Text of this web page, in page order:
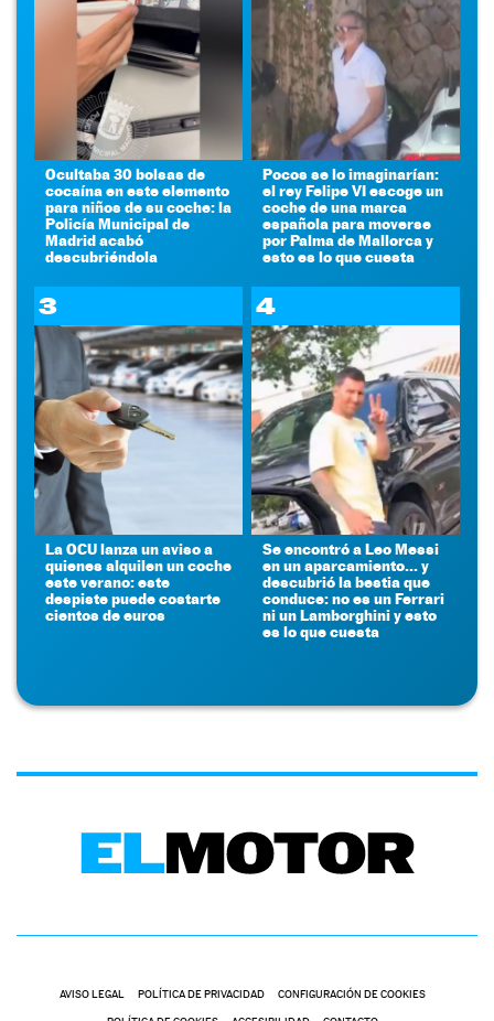
Ocultaba 30 bolsas de
cocaína en este elemento
para niños de su coche: la
Policía Municipal de
Madrid acabó
descubriéndola
Pocos se lo imaginarían:
el rey Felipe VI escoge un
coche de una marca
española para moverse
por Palma de Mallorca y
esto es lo que cuesta
3
La OCU lanza un aviso a
quienes alquilen un coche
este verano: este
despiste puede costarte
cientos de euros
4
Se encontró a Leo Messi
en un aparcamiento... y
descubrió la bestia que
conduce: no es un Ferrari
ni un Lamborghini y esto
es lo que cuesta
AVISO LEGAL POLÍTICA DE PRIVACIDAD CONFIGURACIÓN DE COOKIES